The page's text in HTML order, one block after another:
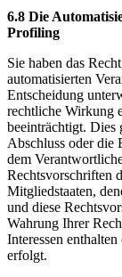
6.8 Die
Profiling
Sie haben das
automatisierten
Entscheidung
rechtliche Wirkung
beeinträchtigt. Dies
Abschluss oder die
dem
Rechtsvorschriften
Mitgliedstaaten,
und diese
Wahrung Ihrer
Interessen
erfolgt.